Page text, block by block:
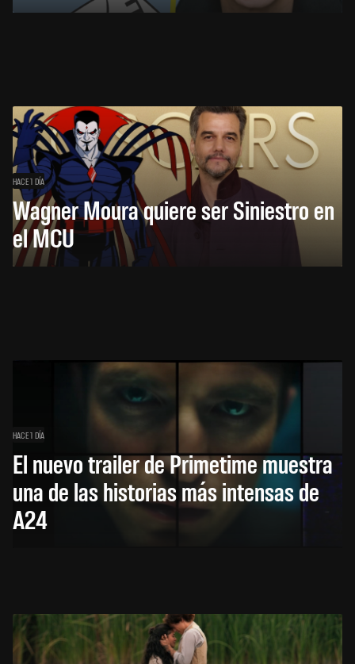
HACE 1 DÍA
Wagner Moura quiere ser Siniestro en
el MCU
HACE 1 DÍA
El nuevo trailer de Primetime muestra
una de las historias más intensas de
A24